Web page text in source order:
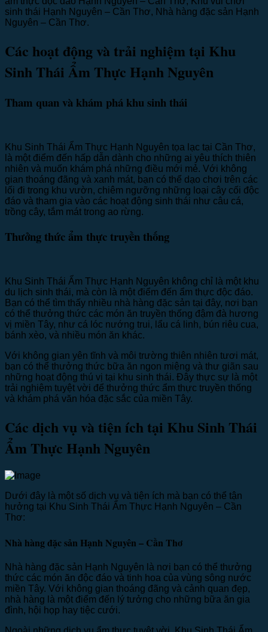
sinh thái Hạnh Nguyên – Cần Thơ, Nhà hàng đặc sản Hạnh
Nguyên – Cần Thơ.
Các hoạt động và trải nghiệm tại Khu
Sinh Thái Ẩm Thực Hạnh Nguyên
Tham quan và khám phá khu sinh thái
Khu Sinh Thái Ẩm Thực Hạnh Nguyên tọa lạc tại Cần Thơ,
là một điểm đến hấp dẫn dành cho những ai yêu thích thiên
nhiên và muốn khám phá những điều mới mẻ. Với không
gian thoáng đãng và xanh mát, bạn có thể dạo chơi trên các
lối đi trong khu vườn, chiêm ngưỡng những loại cây cối độc
đáo và tham gia vào các hoạt động sinh thái như câu cá,
trồng cây, tắm mát trong ao rừng.
Thưởng thức ẩm thực truyền thống
Khu Sinh Thái Ẩm Thực Hạnh Nguyên không chỉ là một khu
du lịch sinh thái, mà còn là một điểm đến ẩm thực độc đáo.
Bạn có thể tìm thấy nhiều nhà hàng đặc sản tại đây, nơi bạn
có thể thưởng thức các món ăn truyền thống đậm đà hương
vị miền Tây, như cá lóc nướng trui, lẩu cá linh, bún riêu cua,
bánh xèo, và nhiều món ăn khác.
Với không gian yên tĩnh và môi trường thiên nhiên tươi mát,
bạn có thể thưởng thức bữa ăn ngon miệng và thư giãn sau
những hoạt động thú vị tại khu sinh thái. Đây thực sự là một
trải nghiệm tuyệt vời để thưởng thức ẩm thực truyền thống
và khám phá văn hóa đặc sắc của miền Tây.
Các dịch vụ và tiện ích tại Khu Sinh Thái
Ẩm Thực Hạnh Nguyên
Dưới đây là một số dịch vụ và tiện ích mà bạn có thể tận
hưởng tại Khu Sinh Thái Ẩm Thực Hạnh Nguyên – Cần
Thơ:
Nhà hàng đặc sản Hạnh Nguyên – Cần Thơ
Nhà hàng đặc sản Hạnh Nguyên là nơi bạn có thể thưởng
thức các món ăn độc đáo và tinh hoa của vùng sông nước
miền Tây. Với không gian thoáng đãng và cảnh quan đẹp,
nhà hàng là một điểm đến lý tưởng cho những bữa ăn gia
đình, hội họp hay tiệc cưới.